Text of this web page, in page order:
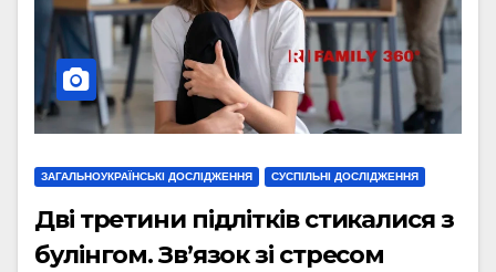
ЗАГАЛЬНОУКРАЇНСЬКІ ДОСЛІДЖЕННЯ СУСПІЛЬНІ ДОСЛІДЖЕННЯ
Дві третини підлітків стикалися з
булінгом. Зв’язок зі стресом